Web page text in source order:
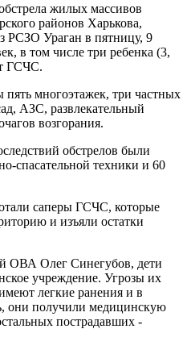
жилых массивов
районов Харькова,
РСЗО Ураган в пятницу, 9
в том числе три ребенка (3,
ГСЧС.
многоэтажек, три частных
АЗС, развлекательный
возгорания.
обстрелов были
спасательной техники и 60
саперы ГСЧС, которые
и изъяли остатки
ОВА Олег Синегубов, дети
учреждение. Угрозы их
легкие ранения и в
они получили медицинскую
пострадавших -